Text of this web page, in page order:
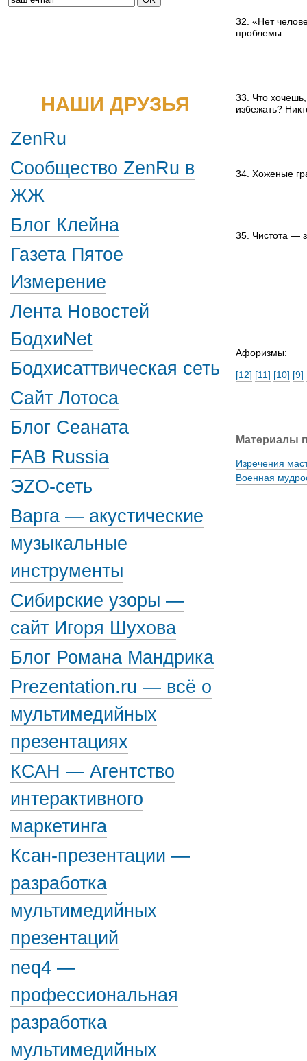
НАШИ ДРУЗЬЯ
ZenRu
Сообщество ZenRu в
ЖЖ
Блог Клейна
Газета Пятое
Измерение
Лента Новостей
БодхиNet
Бодхисаттвическая сеть
Сайт Лотоса
Блог Сеаната
FAB Russia
ЭZО-сеть
Варга — акустические
музыкальные
инструменты
Сибирские узоры —
сайт Игоря Шухова
Блог Романа Мандрика
Prezentation.ru — всё о
мультимедийных
презентациях
КСАН — Агентство
интерактивного
маркетинга
Ксан-презентации —
разработка
мультимедийных
презентаций
neq4 —
профессиональная
разработка
мультимедийных
32. «Нет
проблемы.
33. Что
избежать?
34. Хоженые
35. Чистота —
Афоризмы:
[12] [11] [10] [9]
Материалы
Изречения
Военная